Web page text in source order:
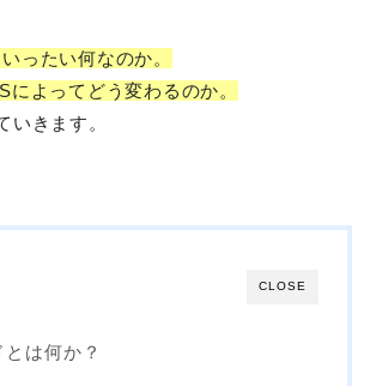
ったい何なのか。
によってどう変わるのか。
いきます。
CLOSE
は何か？